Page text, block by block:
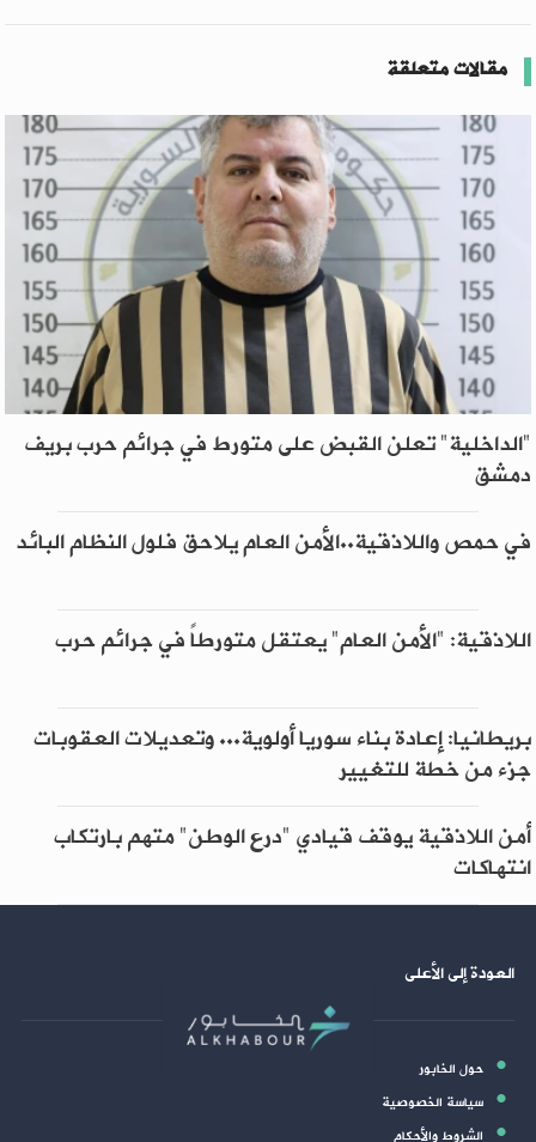
مقالات متعلقة
"الداخلية" تعلن القبض على متورط في جرائم حرب بريف
دمشق
في حمص واللاذقية..الأمن العام يلاحق فلول النظام البائد
اللاذقية: "الأمن العام" يعتقل متورطاً في جرائم حرب
بريطانيا: إعادة بناء سوريا أولوية... وتعديلات العقوبات
جزء من خطة للتغيير
أمن اللاذقية يوقف قيادي "درع الوطن" متهم بارتكاب
انتهاكات
العودة إلى الأعلى
حول الخابور
سياسة الخصوصية
الشروط والأحكام